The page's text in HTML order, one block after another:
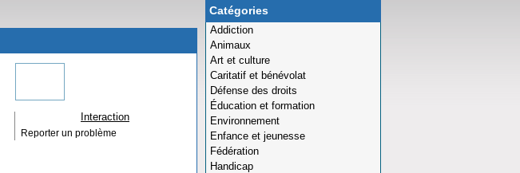
Catégories
Addiction
Animaux
Art et culture
Caritatif et bénévolat
Défense des droits
Éducation et formation
Environnement
Enfance et jeunesse
Fédération
Handicap
Interaction
Reporter un problème